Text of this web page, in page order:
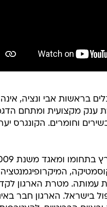
ופנלים בראשות אבי ונציה,
ענק מקצועית ומתחם
וחומרים. הקונגרס
ארגון המנתחים הפלסטים אסתטיים בישראל הוא
המיקרופיגמנטציה
עמותה. מטרת הארגון
בישראל. הארגון חבר